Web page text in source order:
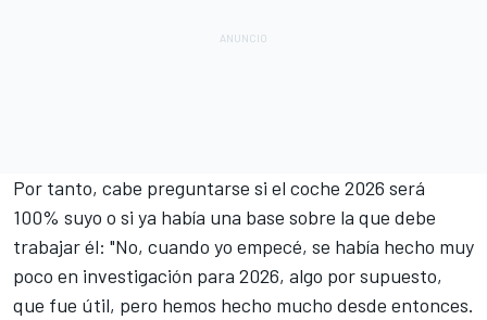
Por tanto, cabe preguntarse si el coche 2026 será
100% suyo o si ya había una base sobre la que debe
trabajar él: "No, cuando yo empecé, se había hecho muy
poco en investigación para 2026, algo por supuesto,
que fue útil, pero hemos hecho mucho desde entonces.